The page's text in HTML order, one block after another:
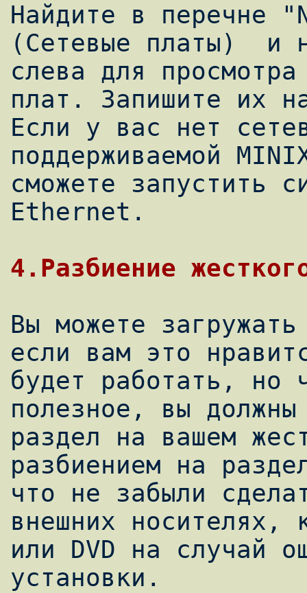
Найдите в перечне
(Сетевые платы)  и
слева для
плат. Запишите их
Если у вас нет
поддерживаемой
сможете запустить
Ethernet.
Вы можете загружать
если вам это
будет работать, но
полезное, вы должны
раздел на вашем
разбиением на
что не забыли
внешних носителях,
или DVD на случай
установки.